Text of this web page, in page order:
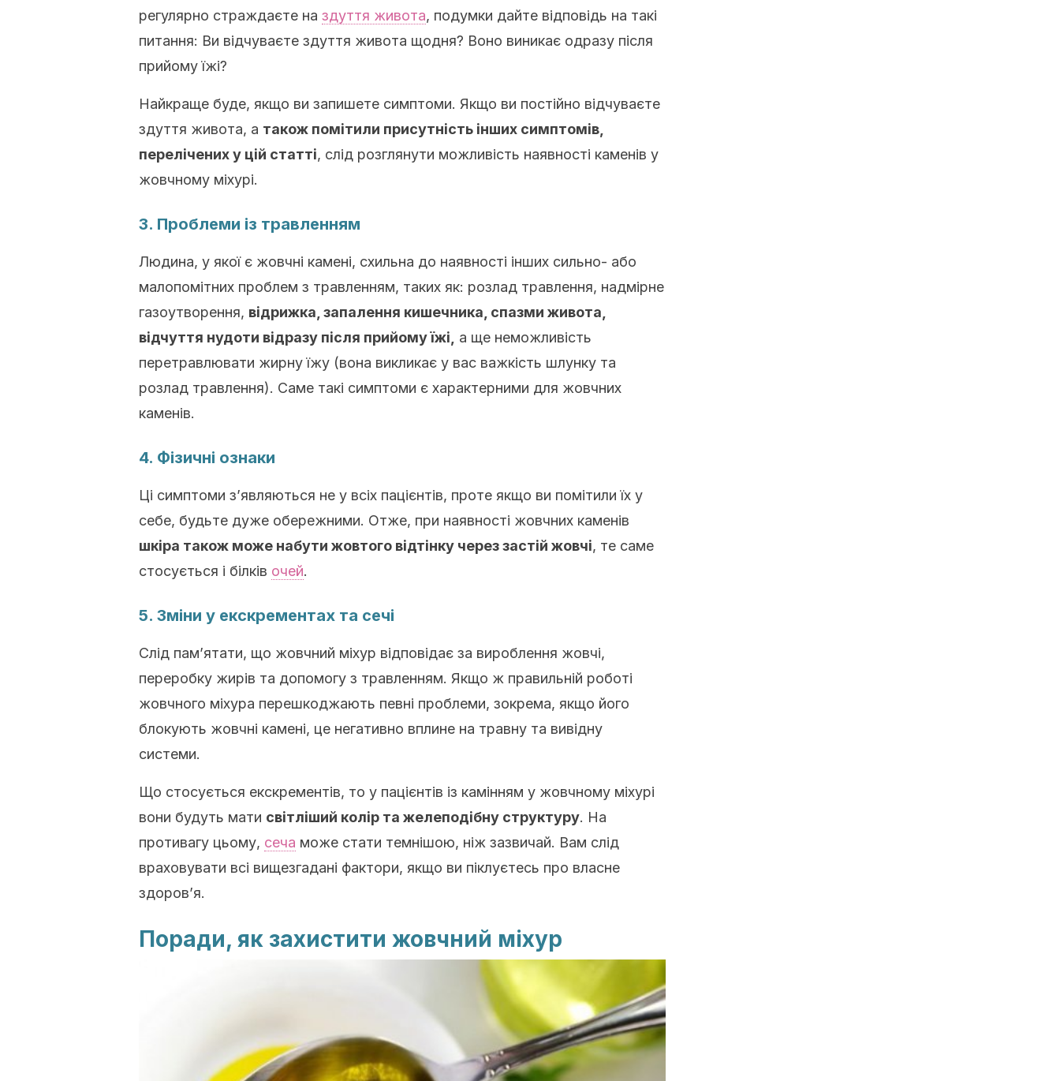
регулярно страждаєте на здуття живота, подумки дайте відповідь на такі
питання: Ви відчуваєте здуття живота щодня? Воно виникає одразу після
прийому їжі?
Найкраще буде, якщо ви запишете симптоми. Якщо ви постійно відчуваєте
здуття живота, а також помітили присутність інших симптомів,
перелічених у цій статті, слід розглянути можливість наявності каменів у
жовчному міхурі.
3. Проблеми із травленням
Людина, у якої є жовчні камені, схильна до наявності інших сильно- або
малопомітних проблем з травленням, таких як: розлад травлення, надмірне
газоутворення, відрижка, запалення кишечника, спазми живота,
відчуття нудоти відразу після прийому їжі,
а ще неможливість
перетравлювати жирну їжу (вона викликає у вас важкість шлунку та
розлад травлення). Саме такі симптоми є характерними для жовчних
каменів.
4. Фізичні ознаки
Ці симптоми з’являються не у всіх пацієнтів, проте якщо ви помітили їх у
себе, будьте дуже обережними. Отже, при наявності жовчних каменів
шкіра також може набути жовтого відтінку через застій жовчі, те саме
стосується і білків очей.
5. Зміни у екскрементах та сечі
Слід пам’ятати, що жовчний міхур відповідає за вироблення жовчі,
переробку жирів та допомогу з травленням. Якщо ж правильній роботі
жовчного міхура перешкоджають певні проблеми, зокрема, якщо його
блокують жовчні камені, це негативно вплине на травну та вивідну
системи.
Що стосується екскрементів, то у пацієнтів із камінням у жовчному міхурі
вони будуть мати світліший колір та желеподібну структуру. На
противагу цьому, сеча може стати темнішою, ніж зазвичай. Вам слід
враховувати всі вищезгадані фактори, якщо ви піклуєтесь про власне
здоров’я.
Поради, як захистити жовчний міхур